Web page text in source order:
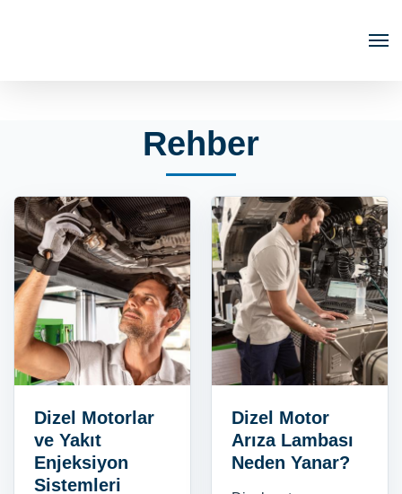
Rehber
Dizel Motorlar
ve Yakıt
Enjeksiyon
Sistemleri
Dizel Motor
Arıza Lambası
Neden Yanar?